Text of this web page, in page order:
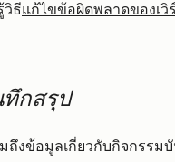
วิธีแก้ไขข้อผิดพลาดของเวิ
ทึกสรุป
งข้อมูลเกี่ยวกับกิจกรรม